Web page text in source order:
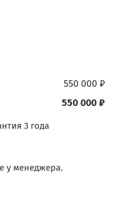
550 000 ₽
550 000 ₽
3 года
у менеджера.